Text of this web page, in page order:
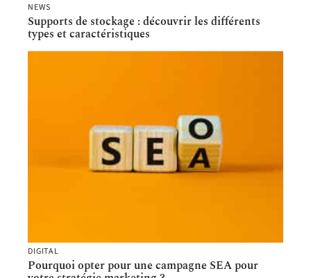
NEWS
Supports de stockage : découvrir les différents
types et caractéristiques
DIGITAL
Pourquoi opter pour une campagne SEA pour